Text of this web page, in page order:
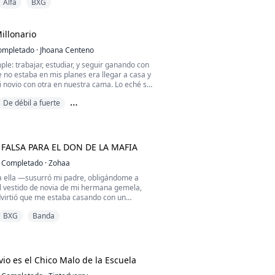
algo imposible: cada vez que lo
Ya perdió la visión de Alfa. Después
Alfa BXG
· Jhoana Centeno
trabajar, estudiar, y seguir ganando con
no estaba en mis planes era llegar a casa y
con otra en nuestra cama. Lo eché sin
Sin apellido...
De débil a fuerte
PARA EL DON DE LA MAFIA
Completado ·Zohaa
ella —susurró mi padre, obligándome a
vestido de novia de mi hermana gemela,
que me estaba casando con un
Pero en el instante en que me besó en
BXG Banda
es el Chico Malo de la Escuela